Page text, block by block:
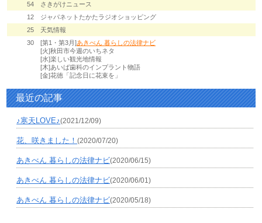
54
さきがけニュース
12
ジャパネットたかたラジオショッピング
25
天気情報
30
[第1・第3月]あきべん 暮らしの法律ナビ
[火]秋田市今週のいちネタ
[水]楽しい観光地情報
[木]あいば歯科のインプラント物語
[金]花徳「記念日に花束を」
最近の記事
♪寒天LOVE♪(2021/12/09)
花、咲きました！(2020/07/20)
あきべん 暮らしの法律ナビ(2020/06/15)
あきべん 暮らしの法律ナビ(2020/06/01)
あきべん 暮らしの法律ナビ(2020/05/18)